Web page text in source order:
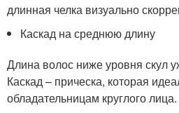
длинная челка визуально
Каскад на среднюю длину
Длина волос ниже уровня скул
Каскад – прическа, которая
обладательницам круглого лица.